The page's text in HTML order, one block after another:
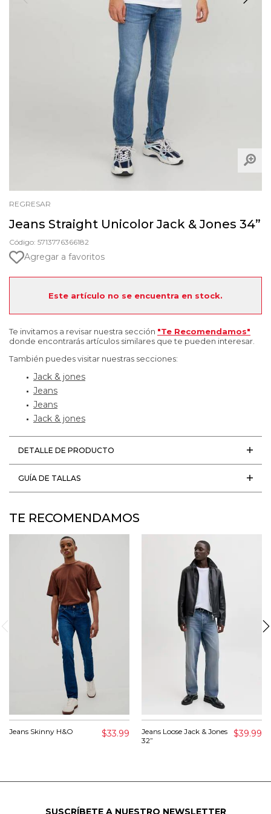
REGRESAR
Jeans Straight Unicolor Jack & Jones 34”
Código: 5713776366182
Agregar a favoritos
Este artículo no se encuentra en stock.
Te invitamos a revisar nuestra sección "Te Recomendamos"
donde encontrarás artículos similares que te pueden interesar.
También puedes visitar nuestras secciones:
Jack & jones
Jeans
Jeans
Jack & jones
DETALLE DE PRODUCTO
GUÍA DE TALLAS
TE RECOMENDAMOS
Jeans Skinny H&O $33.99
Jeans Loose Jack & Jones
32”
$39.99
SUSCRÍBETE A NUESTRO NEWSLETTER